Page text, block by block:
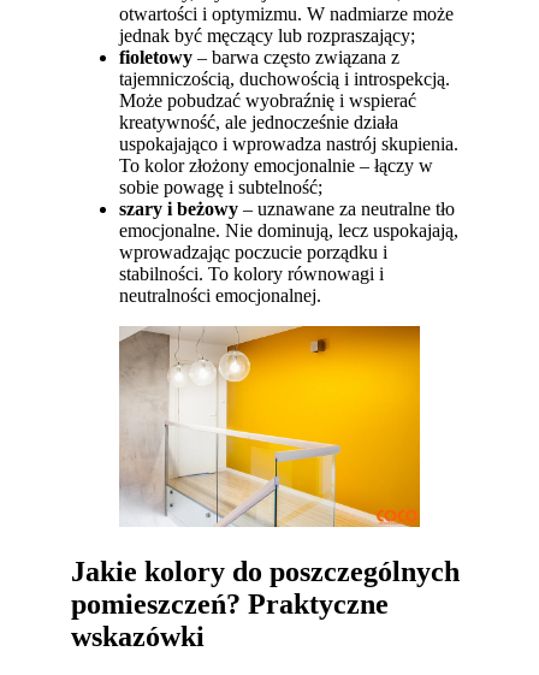
otwartości i optymizmu. W nadmiarze może
jednak być męczący lub rozpraszający;
fioletowy– barwa często związana z
tajemniczością, duchowością i introspekcją.
Może pobudzać wyobraźnię i wspierać
kreatywność, ale jednocześnie działa
uspokajająco i wprowadza nastrój skupienia.
To kolor złożony emocjonalnie – łączy w
sobie powagę i subtelność;
szary i beżowy – uznawane za neutralne tło
emocjonalne. Nie dominują, lecz uspokajają,
wprowadzając poczucie porządku i
stabilności. To kolory równowagi i
neutralności emocjonalnej.
Jakie kolory do poszczególnych
pomieszczeń? Praktyczne
wskazówki